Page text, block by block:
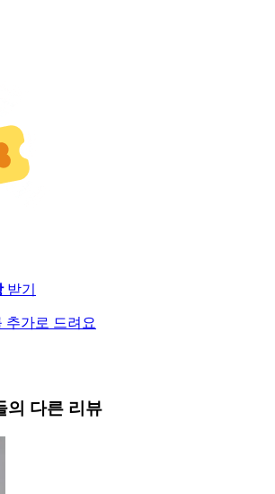
받기
추가로 드려요
의 다른 리뷰